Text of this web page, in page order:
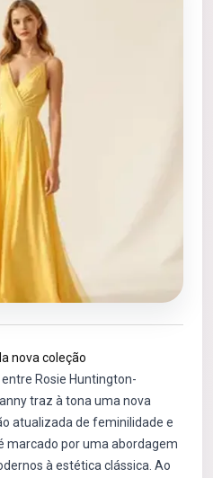
nova coleção
Rosie Huntington-
traz à tona uma nova
atualizada de feminilidade e
marcado por uma abordagem
à estética clássica. Ao